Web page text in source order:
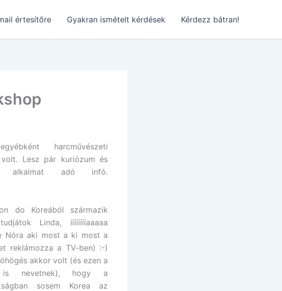
értesítőre Gyakran ismételt kérdések Kérdezz bátran!
harcművészeti
Lesz pár kuriózum és
alkalmat adó infó.
do Koreából származik
Linda, ííííííííaaaaa
Nóra aki most a ki most a
reklámozza a TV-ben) :-)
akkor volt (és ezen a
is nevetnek), hogy a
sosem Korea az